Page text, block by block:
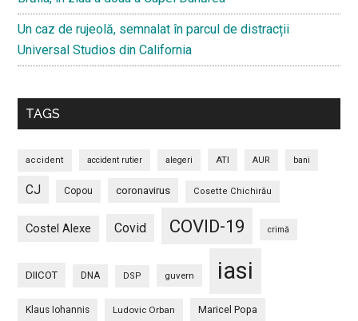
Un caz de rujeolă, semnalat în parcul de distracții
Universal Studios din California
TAGS
accident accident rutier alegeri ATI AUR bani
CJ Copou coronavirus Cosette Chichirău
Costel Alexe Covid COVID-19 crimă
DIICOT DNA DSP guvern iasi
Klaus Iohannis Ludovic Orban Maricel Popa